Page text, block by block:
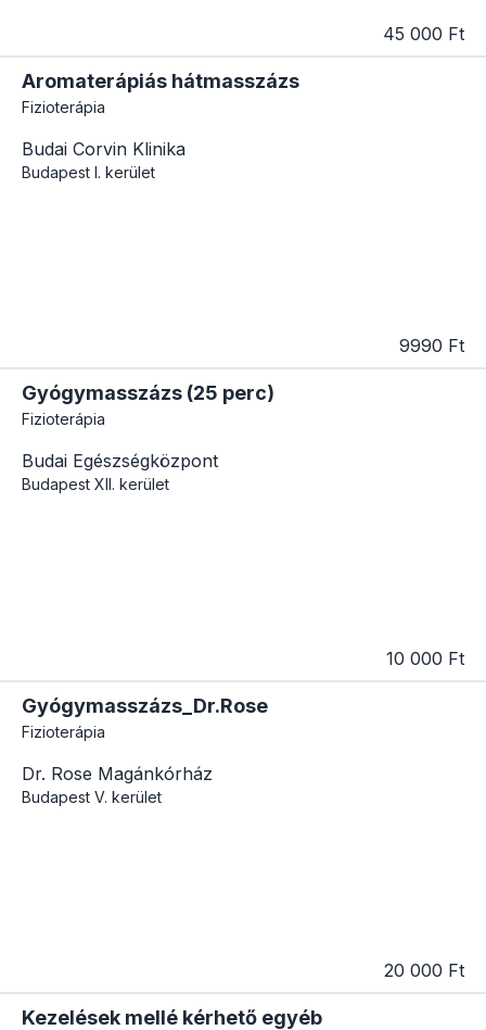
45 000 Ft
Aromaterápiás hátmasszázs
Fizioterápia
Budai Corvin Klinika
Budapest I. kerület
9990 Ft
Gyógymasszázs (25 perc)
Fizioterápia
Budai Egészségközpont
Budapest XII. kerület
10 000 Ft
Gyógymasszázs_Dr.Rose
Fizioterápia
Dr. Rose Magánkórház
Budapest V. kerület
20 000 Ft
Kezelések mellé kérhető egyéb